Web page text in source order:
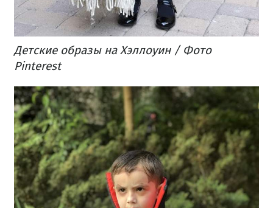
Детские образы на Хэллоуин / Фото
Pinterest